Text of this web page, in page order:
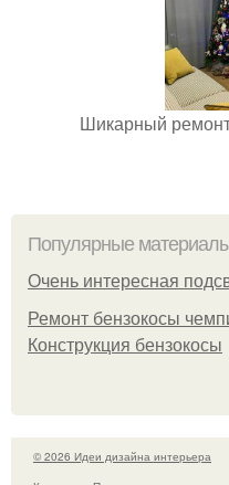
Шикарный
Популярные
Очень интересная
Ремонт бензокосы
Конструкция бензокосы
© 2026 Идеи дизайна интерьера